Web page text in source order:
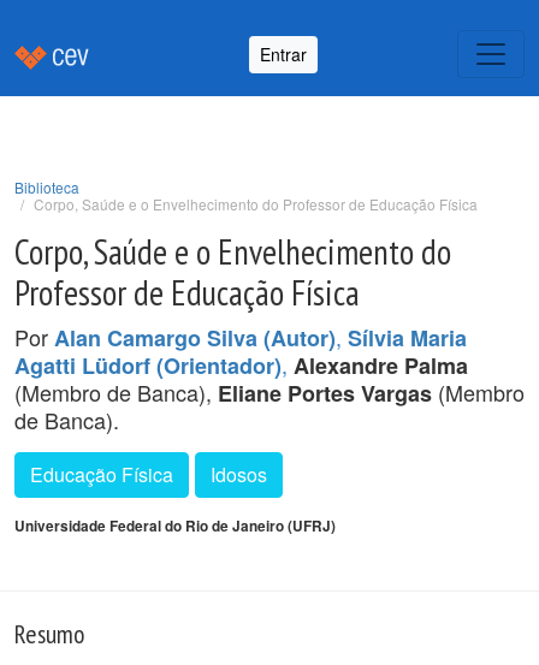
Entrar
Biblioteca
Corpo, Saúde e o Envelhecimento do Professor de Educação Física
Corpo, Saúde e o Envelhecimento do
Professor de Educação Física
PorAlan Camargo Silva (Autor), Sílvia Maria
Agatti Lüdorf (Orientador), Alexandre Palma
(Membro de Banca), Eliane Portes Vargas (Membro
de Banca).
Educação Física Idosos
Universidade Federal do Rio de Janeiro (UFRJ)
Resumo